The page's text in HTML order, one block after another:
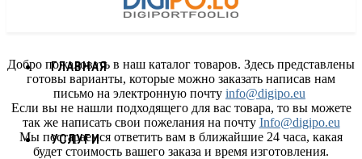
ГЛАВНАЯ
УСЛУГИ
Добро пожаловать в наш каталог товаров. Здесь представлены
готовы варианты, которые можно заказать написав нам
письмо на электронную почту info@digipo.eu
Если вы не нашли подходящего для вас товара, то вы можете
так же написать свои пожелания на почту Info@digipo.eu
Мы постараемся ответить вам в ближайшие 24 часа, какая
будет стоимость вашего заказа и время изготовления.